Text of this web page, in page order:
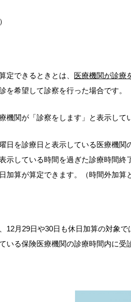
）
定できるときとは、 医療機関が診療
を希望して診察を行った場合です。
機関が「診察をします」と表示して
日を診療日と表示している医療機
示している時間を過ぎた診療時間
加算が算定できます。（時間外加算
12月29日や30日も休日加算の対象
いる保険医療機関の診療時間内に受